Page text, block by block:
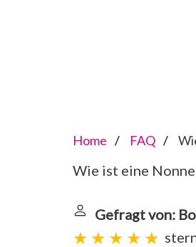
Home FAQ
Wie ist eine
Gefragt von: